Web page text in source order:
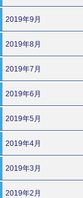
2019年9月
2019年8月
2019年7月
2019年6月
2019年5月
2019年4月
2019年3月
2019年2月